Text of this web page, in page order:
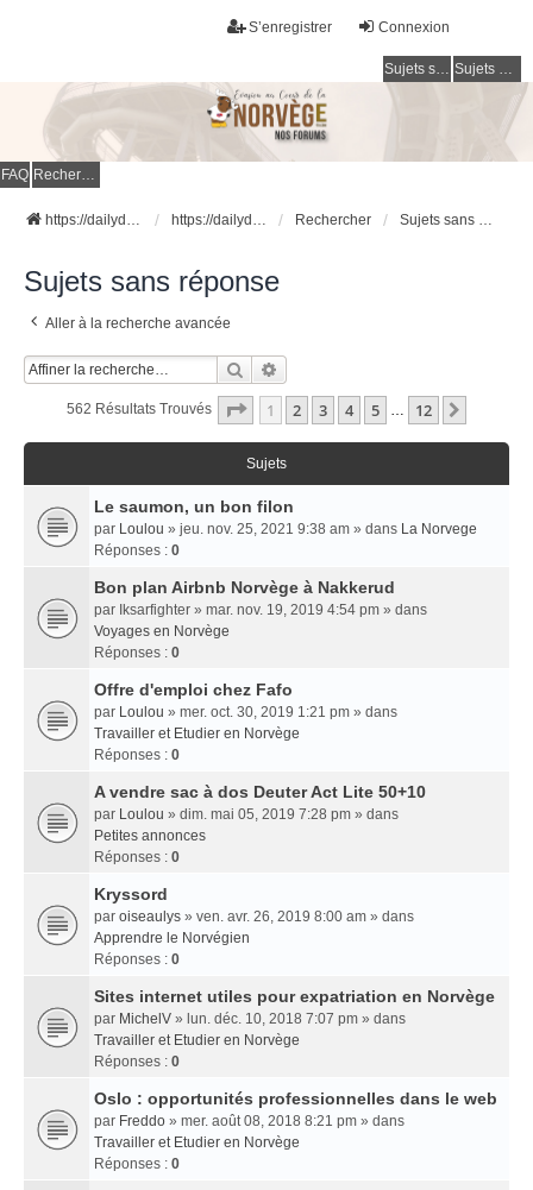
Connexion
S’enregistrer
Sujets sans réponse Sujets actifs
FAQ Rechercher
https://dailydigesthub.com https://dailydigesthub.com Rechercher Sujets sans réponse
Sujets sans réponse
Aller à la recherche avancée
Rechercher
562 Résultats Trouvés Page 1Sur
1 2 3 4 5 … 12
Sujets
Le saumon, un bon filon
par Loulou » jeu. nov. 25, 2021 9:38 am » dans La Norvege
Réponses : 0
Bon plan Airbnb Norvège à Nakkerud
par Iksarfighter » mar. nov. 19, 2019 4:54 pm » dans
Voyages en Norvège
Réponses : 0
Offre d'emploi chez Fafo
par Loulou » mer. oct. 30, 2019 1:21 pm » dans
Travailler et Etudier en Norvège
Réponses : 0
A vendre sac à dos Deuter Act Lite 50+10
par Loulou » dim. mai 05, 2019 7:28 pm » dans
Petites annonces
Réponses : 0
Kryssord
par oiseaulys » ven. avr. 26, 2019 8:00 am » dans
Apprendre le Norvégien
Réponses : 0
Sites internet utiles pour expatriation en Norvège
par MichelV » lun. déc. 10, 2018 7:07 pm » dans
Travailler et Etudier en Norvège
Réponses : 0
Oslo : opportunités professionnelles dans le web
par Freddo » mer. août 08, 2018 8:21 pm » dans
Travailler et Etudier en Norvège
Réponses : 0